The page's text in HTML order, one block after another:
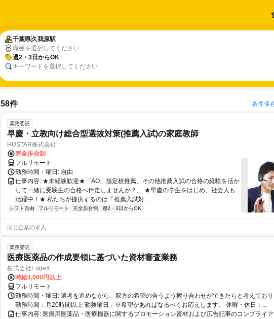
千葉県久我原駅
職種を選択してください
週2・3日からOK
キーワードを選択してください
千葉県久我原駅
週2・3日からOK
58件 条件保
業務委託
早慶・立教向け総合型選抜対策(推薦入試)の家庭教師
HUSTAR株式会社
完全歩合制
フルリモート
勤務時間・曜日: 自由
仕事内容: ★未経験歓迎★「AO、指定校推薦、その他推薦入試の合格の経験を活か
して一緒に受験生の合格へ伴走しませんか？」 ★早慶の学生をはじめ、社会人も
活躍中！★ 私たちが提供するのは「推薦入試対...
シフト自由 フルリモート 完全歩合制 週2・3日からOK
同じ企業の求人
業務委託
医療医薬品の作成要領に基づいた資材審査業務
株式会社EdgeX
時給3,000円以上
フルリモート
勤務時間・曜日: 選考を進めながら、双方の希望の合うよう擦り合わせができたらと考えてお
勤務時間：月20時間以上 勤務曜日：※希望があればなるべくお応えします。 休暇・休日：...
仕事内容: 医療用医薬品・医療機器に関するプロモーション資材および広告記事のコンプライ